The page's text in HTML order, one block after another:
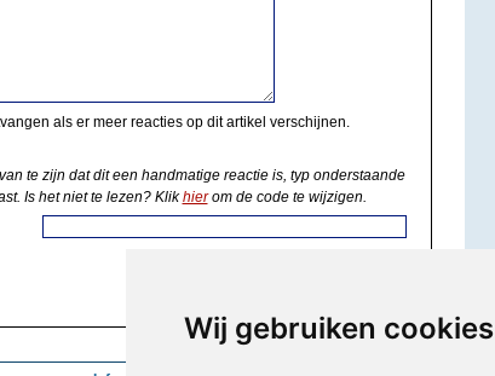
Wij gebruiken cookies
als er meer reacties op dit artikel verschijnen.
te zijn dat dit een handmatige reactie is, typ onderstaande
Is het niet te lezen? Klikhierom de code te wijzigen.